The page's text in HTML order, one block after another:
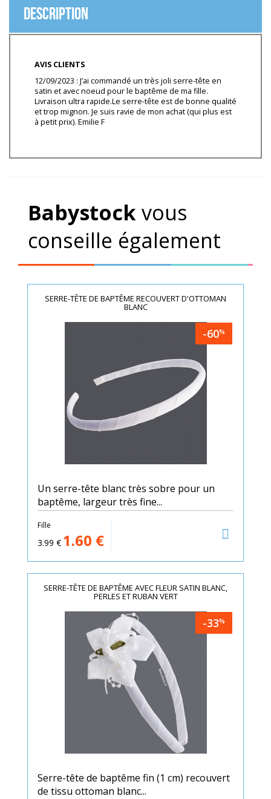
Description
AVIS CLIENTS
12/09/2023 : J’ai commandé un très joli serre-tête en
satin et avec noeud pour le baptême de ma fille.
Livraison ultra rapide.Le serre-tête est de bonne qualité
et trop mignon. Je suis ravie de mon achat (qui plus est
à petit prix). Emilie F
Babystockvous
conseille également
SERRE-TÊTE DE BAPTÊME RECOUVERT D'OTTOMAN
BLANC
-60%
Un serre-tête blanc très sobre pour un
baptême, largeur très fine...
Fille
3.99 € 1.60 €
SERRE-TÊTE DE BAPTÊME AVEC FLEUR SATIN BLANC,
PERLES ET RUBAN VERT
-33%
Serre-tête de baptême fin (1 cm) recouvert
de tissu ottoman blanc...